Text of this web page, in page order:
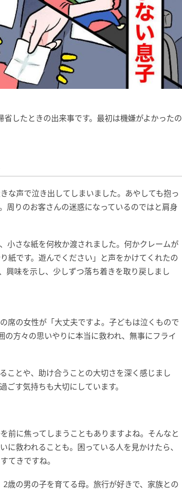
したときの出来事です。最初は機嫌がよかったの
な声で泣き出してしまいました。あやしても抱っ
周りのお客さんの迷惑になっているのではと肩身
小さな紙を何枚か渡されました。何かクレームが
紙です。遊んでください」と声をかけてくれたの
興味を示し、少しずつ落ち着きを取り戻しまし
席の女性が「大丈夫ですよ。子どもは泣くもので
方々の思いやりに本当に救われ、無事にフライ
ことや、助け合うことの大切さを深く感じまし
す気持ちも大切にしています。
前に焦ってしまうこともありますよね。そんなと
救われることも。困っている人を見かけたら、
てきですね。
歳の男の子を育てる母。旅行が好きで、家族との